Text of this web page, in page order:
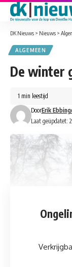
DK Nieuws > Nieuws >
ALGEMEEN
De winter
Laat geüpdatet:
DoorErik
1 min leestijd